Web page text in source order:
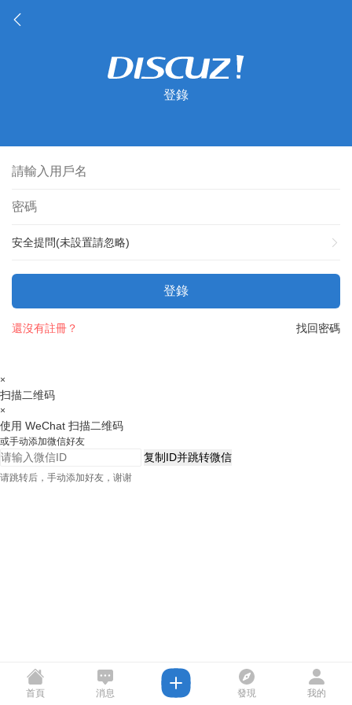
登錄
安全提問(未設置請忽略)
登錄
找回密碼
還沒有註冊？
×
扫描二维码
×
使用 WeChat 扫描二维码
或手动添加微信好友
复制ID并跳转微信
请跳转后，手动添加好友，谢谢
首頁 消息 發現 我的